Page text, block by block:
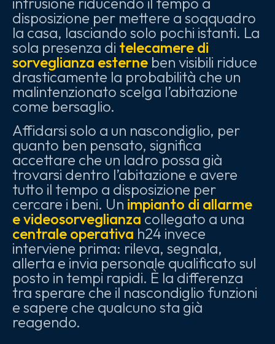
disposizione per mettere a soqquadro
la casa, lasciando solo pochi istanti. La
sola presenza di telecamere di
sorveglianza esterne ben visibili riduce
drasticamente la probabilità che un
malintenzionato scelga l’abitazione
come bersaglio.
Affidarsi solo a un nascondiglio, per
quanto ben pensato, significa
accettare che un ladro possa già
trovarsi dentro l’abitazione e avere
tutto il tempo a disposizione per
cercare i beni. Un impianto di allarme
e videosorveglianzacollegato a una
centrale operativa h24 invece
interviene prima: rileva, segnala,
allerta e invia personale qualificato sul
posto in tempi rapidi. È la differenza
tra sperare che il nascondiglio funzioni
e sapere che qualcuno sta già
reagendo.